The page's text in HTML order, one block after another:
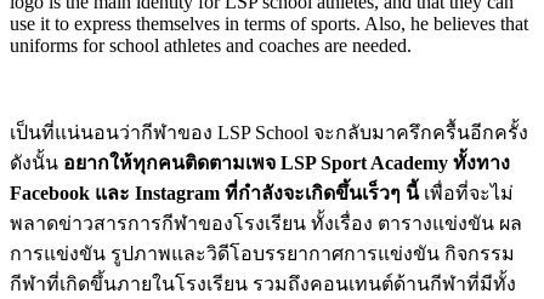
use it to express themselves in terms of sports. Also, he believes that
uniforms for school athletes and coaches are needed.
เป็นที่แน่นอนว่ากีฬาของ LSP School จะกลับมาครึกครื้นอีกครั้ง
ดังนั้น อยากให้ทุกคนติดตามเพจ LSP Sport Academy ทั้งทาง
Facebook และ Instagram ที่กำลังจะเกิดขึ้นเร็วๆ นี้เพื่อที่จะไม่
พลาดข่าวสารการกีฬาของโรงเรียน ทั้งเรื่อง ตารางแข่งขัน ผล
การแข่งขัน รูปภาพและวิดีโอบรรยากาศการแข่งขัน กิจกรรม
กีฬาที่เกิดขึ้นภายในโรงเรียน รวมถึงคอนเทนต์ด้านกีฬาที่มีทั้ง